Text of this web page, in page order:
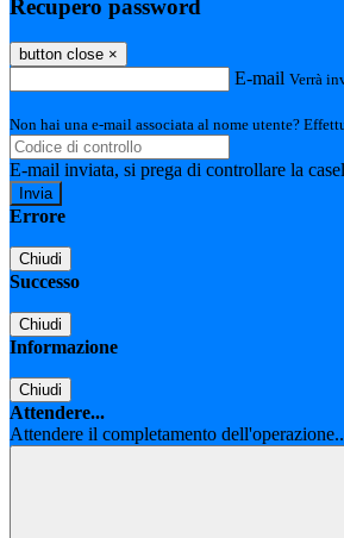
Recupero password
button close ×
E-mail Verrà
Non hai una e-mail associata al nome utente?
E-mail inviata, si prega di controllare la
Errore
Chiudi
Successo
Chiudi
Informazione
Chiudi
Attendere...
Attendere il completamento